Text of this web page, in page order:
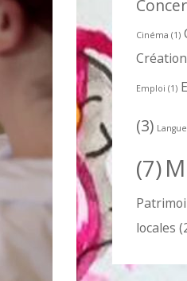
Cinéma (1)
Emploi (1)
(3)
(7)
locales